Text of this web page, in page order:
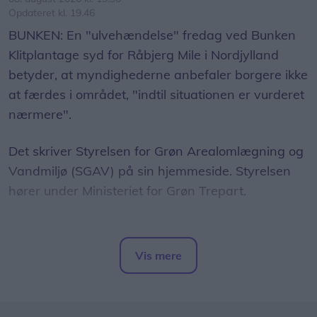
Opdateret kl. 19.46
BUNKEN: En "ulvehændelse" fredag ved Bunken
Klitplantage syd for Råbjerg Mile i Nordjylland
betyder, at myndighederne anbefaler borgere ikke
at færdes i området, "indtil situationen er vurderet
nærmere".
Det skriver Styrelsen for Grøn Arealomlægning og
Vandmiljø (SGAV) på sin hjemmeside. Styrelsen
hører under Ministeriet for Grøn Trepart.
en ulvehvalp og en voksen ulv. Ifølge styrelsen
beskyttede voksenulven sin hvalp ved at vise
Vis mere